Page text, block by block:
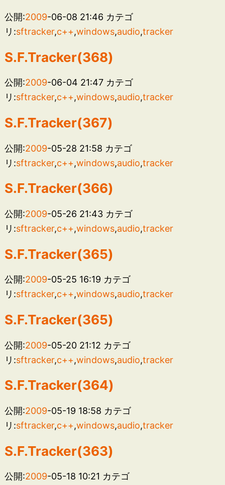
公開:2009-06-08 21:46 カテゴ
リ:sftracker,c++,windows,audio,tracker
S.F.Tracker(368)
公開:2009-06-04 21:47 カテゴ
リ:sftracker,c++,windows,audio,tracker
S.F.Tracker(367)
公開:2009-05-28 21:58 カテゴ
リ:sftracker,c++,windows,audio,tracker
S.F.Tracker(366)
公開:2009-05-26 21:43 カテゴ
リ:sftracker,c++,windows,audio,tracker
S.F.Tracker(365)
公開:2009-05-25 16:19 カテゴ
リ:sftracker,c++,windows,audio,tracker
S.F.Tracker(365)
公開:2009-05-20 21:12 カテゴ
リ:sftracker,c++,windows,audio,tracker
S.F.Tracker(364)
公開:2009-05-19 18:58 カテゴ
リ:sftracker,c++,windows,audio,tracker
S.F.Tracker(363)
公開:2009-05-18 10:21 カテゴ